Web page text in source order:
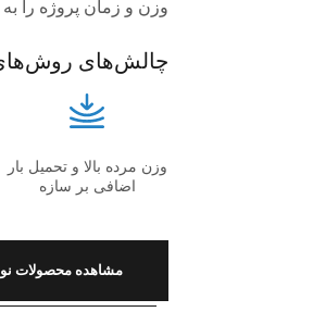
وزن و زمان پروژه را
چالش‌های
وزن مرده بالا و تحمیل بار
اضافی بر سازه
مشاهده محصولات